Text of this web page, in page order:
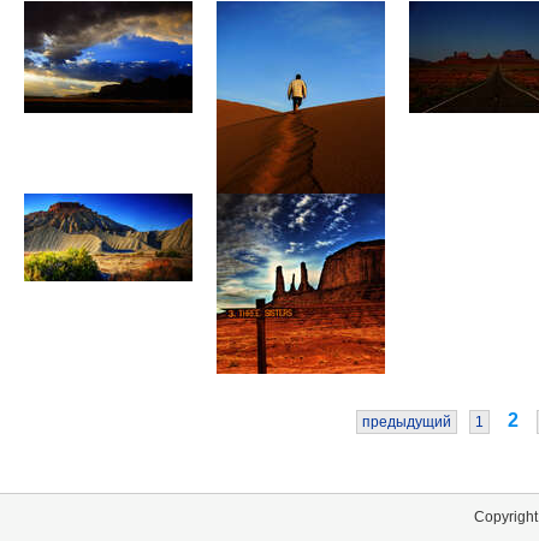
предыдущий 1 2